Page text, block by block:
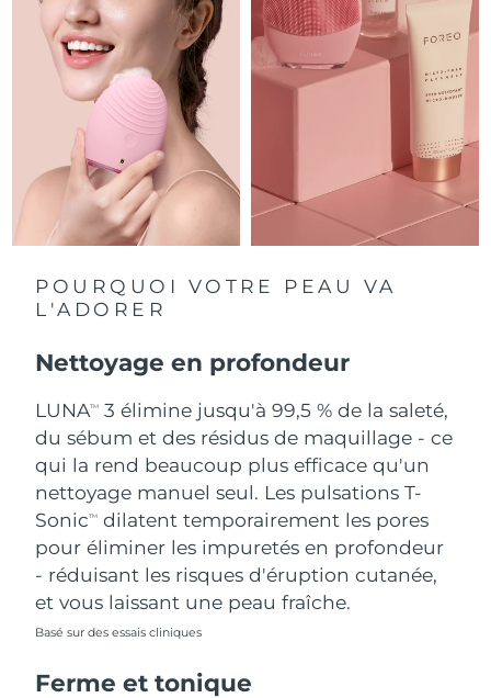
POURQUOI VOTRE PEAU VA
L'ADORER
Nettoyage en profondeur
LUNATM
3 élimine jusqu'à 99,5 % de la saleté,
du sébum et des résidus de maquillage - ce
qui la rend beaucoup plus efficace qu'un
nettoyage manuel seul. Les pulsations T-
SonicTM
dilatent temporairement les pores
pour éliminer les impuretés en profondeur
- réduisant les risques d'éruption cutanée,
et vous laissant une peau fraîche.
Basé sur des essais cliniques
Ferme et tonique
Singapour Livraison estimée 12/8/26
Slovaquie Livraison estimée 10/8/26
Afrique du Sud Livraison estimée18/8/26
Corée du Sud Livraison estimée12/8/26
Espagne
Suisse
Taïwan Livraison estimée 15/8/26
Thaïlande Livraison estimée
Turquie Livraison estimée 11/8/26
Émirats arabes unis Livraison estimée 11/8/26
Royaume-Uni
États-Unis